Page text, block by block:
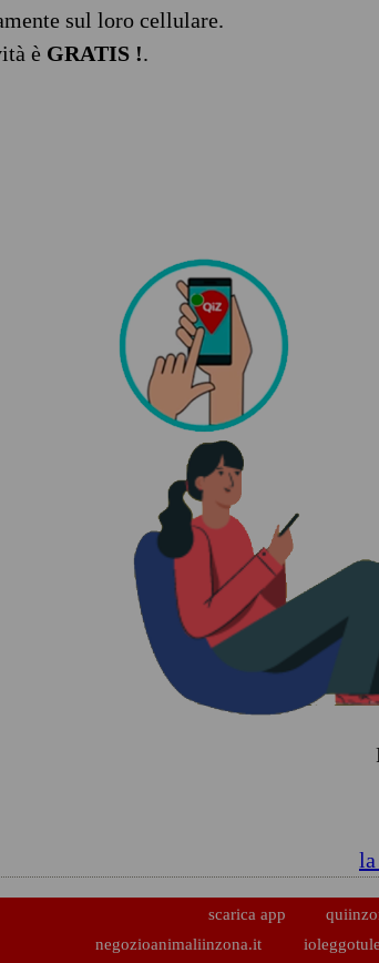
sul loro cellulare.
è GRATIS !.
scarica app
negozioanimaliinzona.it